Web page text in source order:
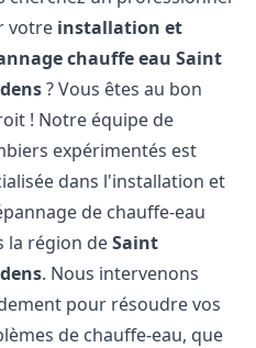
votre installation et
chauffe eau Saint
? Vous êtes au bon
! Notre équipe de
expérimentés est
dans l'installation et
de chauffe-eau
la région deSaint
. Nous intervenons
pour résoudre vos
de chauffe-eau, que